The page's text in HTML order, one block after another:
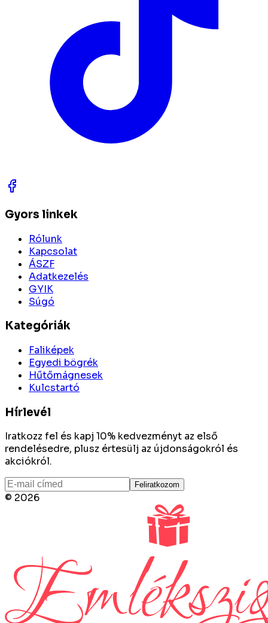
Gyors linkek
Rólunk
Kapcsolat
ÁSZF
Adatkezelés
GYIK
Súgó
Kategóriák
Faliképek
Egyedi bögrék
Hűtőmágnesek
Kulcstartó
Hírlevél
Iratkozz fel és kapj 10% kedvezményt az első
rendelésedre, plusz értesülj az újdonságokról és
akciókról.
Feliratkozom
© 2026